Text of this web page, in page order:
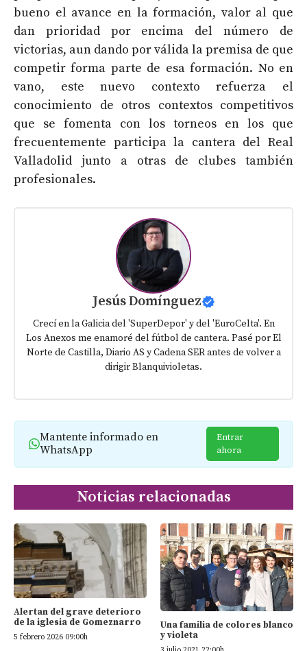
bueno el avance en la formación, valor al que
dan prioridad por encima del número de
victorias, aun dando por válida la premisa de que
competir forma parte de esa formación. No en
vano, este nuevo contexto refuerza el
conocimiento de otros contextos competitivos
que se fomenta con los torneos en los que
frecuentemente participa la cantera del Real
Valladolid junto a otras de clubes también
profesionales.
Jesús Domínguez
Crecí en la Galicia del 'SuperDepor' y del 'EuroCelta'. En
Los Anexos me enamoré del fútbol de cantera. Pasé por El
Norte de Castilla, Diario AS y Cadena SER antes de volver a
dirigir Blanquivioletas.
Mantente informado en
WhatsApp
Entrar
ahora
Noticias relacionadas
Alertan del grave deterioro
de la iglesia de Gomeznarro
5 febrero 2026 09:00h
Una familia de colores blanco
y violeta